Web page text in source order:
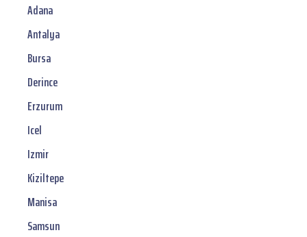
Adana
Antalya
Bursa
Derince
Erzurum
Icel
Izmir
Kiziltepe
Manisa
Samsun